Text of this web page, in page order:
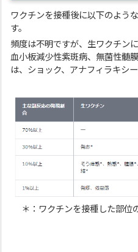
ワクチンを接種後に以下のよう
す。
頻度は不明ですが、生ワクチン
血小板減少性紫斑病、無菌性髄
は、ショック、アナフィラキシ
＊：ワクチンを接種した部位